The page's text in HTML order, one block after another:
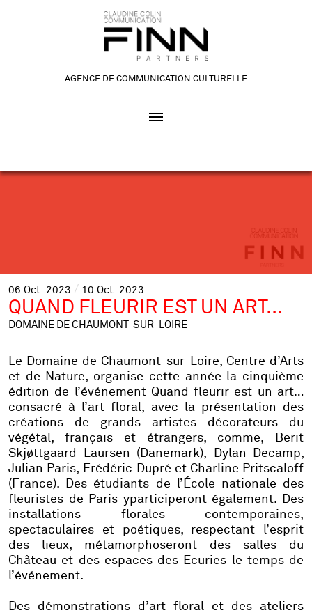
AGENCE DE COMMUNICATION CULTURELLE
06 Oct. 2023 10 Oct. 2023
QUAND FLEURIR EST UN ART...
DOMAINE DE CHAUMONT-SUR-LOIRE
Le Domaine de Chaumont-sur-Loire, Centre d’Arts
et de Nature, organise cette année la cinquième
édition de l’événement Quand fleurir est un art…
consacré à l’art floral, avec la présentation des
créations de grands artistes décorateurs du
végétal, français et étrangers, comme,
Berit
Skjøttgaard
Laursen (Danemark),
Dylan Decamp,
Julian Paris, Frédéric Dupré et Charline Pritscaloff
(France). Des étudiants de l’ École nationale des
fleuristes de Paris yparticiperont également.
Des
installations florales contemporaines,
spectaculaires et poétiques, respectant l’esprit
des lieux, métamorphoseront des salles du
Château et des espaces des Ecuries le temps de
l’événement.
Des démonstrations d’art floral et des ateliers